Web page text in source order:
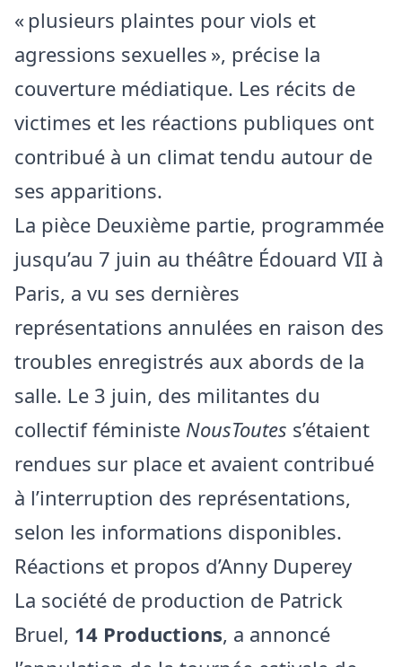
« plusieurs plaintes pour viols et
agressions sexuelles », précise la
couverture médiatique. Les récits de
victimes et les réactions publiques ont
contribué à un climat tendu autour de
ses apparitions.
La pièce Deuxième partie, programmée
jusqu’au 7 juin au théâtre Édouard VII à
Paris, a vu ses dernières
représentations annulées en raison des
troubles enregistrés aux abords de la
salle. Le 3 juin, des militantes du
collectif féministe NousToutes s’étaient
rendues sur place et avaient contribué
à l’interruption des représentations,
selon les informations disponibles.
Réactions et propos d’Anny Duperey
La société de production de Patrick
Bruel, 14 Productions, a annoncé